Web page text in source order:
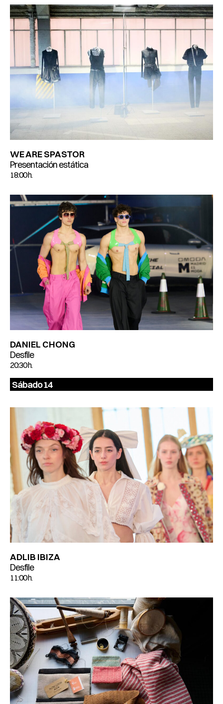
WE ARE SPASTOR
Presentación estática
18:00 h.
DANIEL CHONG
Desfile
20:30 h.
Sábado 14
ADLIB IBIZA
Desfile
11:00 h.